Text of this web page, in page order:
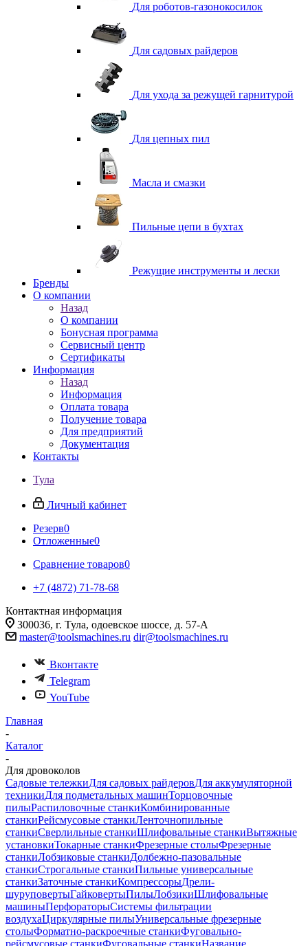
Для роботов-газонокосилок
Для садовых райдеров
Для ухода за режущей гарнитурой
Для цепных пил
Масла и смазки
Пильные цепи в бухтах
Режущие инструменты и лески
Бренды
О компании
Назад
О компании
Бонусная программа
Сервисный центр
Сертификаты
Информация
Назад
Информация
Оплата товара
Получение товара
Для предприятий
Документация
Контакты
Тула
Личный кабинет
Резерв0
Отложенные0
Сравнение товаров0
+7 (4872) 71-78-68
Контактная информация
300036, г. Тула, одоевское шоссе, д. 57-А
master@toolsmachines.ru dir@toolsmachines.ru
Вконтакте
Telegram
YouTube
Главная
-
Каталог
-
Для дровоколов
Садовые тележкиДля садовых райдеровДля аккумуляторной
техникиДля подметальных машинТорцовочные
пилыРаспиловочные станкиКомбинированные
станкиРейсмусовые станкиЛенточнопильные
станкиСверлильные станкиШлифовальные станкиВытяжные
установкиТокарные станкиФрезерные столыФрезерные
станкиЛобзиковые станкиДолбежно-пазовальные
станкиСтрогальные станкиПильные универсальные
станкиЗаточные станкиКомпрессорыДрели-
шуруповертыГайковертыПилыЛобзикиШлифовальные
машиныПерфораторыСистемы фильтрации
воздухаЦиркулярные пилыУниверсальные фрезерные
столыФорматно-раскроечные станкиФуговально-
рейсмусовые станкиФуговальные станкиНазвание